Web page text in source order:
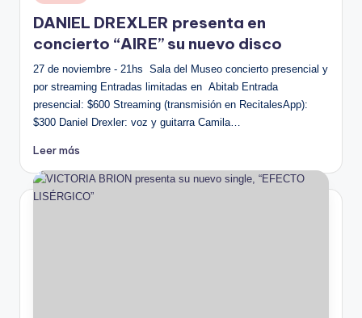
en
DANIEL DREXLER presenta en
concierto “AIRE” su nuevo disco
27 de noviembre - 21hs Sala del Museo concierto presencial y
por streaming Entradas limitadas en Abitab Entrada
presencial: $600 Streaming (transmisión en RecitalesApp):
$300 Daniel Drexler: voz y guitarra Camila…
Leer más